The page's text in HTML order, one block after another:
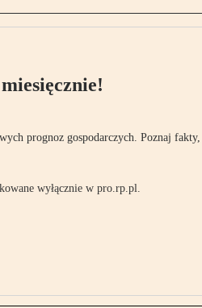
prognoz gospodarczych. Poznaj fakty,
wyłącznie w pro.rp.pl.